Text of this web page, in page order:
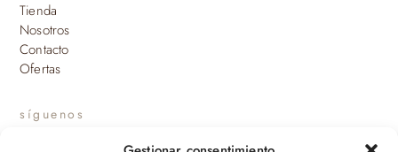
Tienda
Nosotros
Contacto
Ofertas
síguenos